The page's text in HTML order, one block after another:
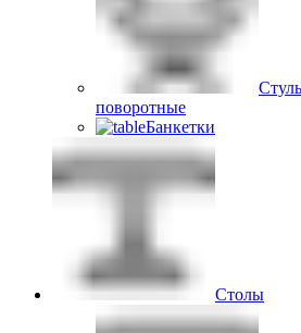
поворотные
Банкетки
Столы